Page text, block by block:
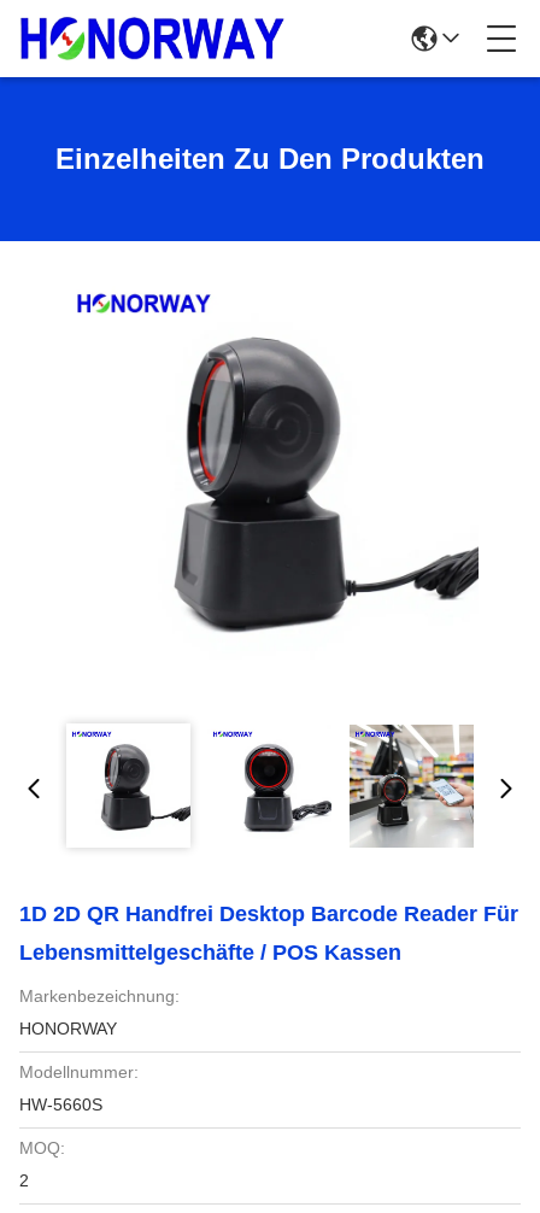
Einzelheiten Zu Den Produkten
1D 2D QR Handfrei Desktop Barcode Reader Für
Lebensmittelgeschäfte / POS Kassen
Markenbezeichnung:
HONORWAY
Modellnummer:
HW-5660S
MOQ:
2